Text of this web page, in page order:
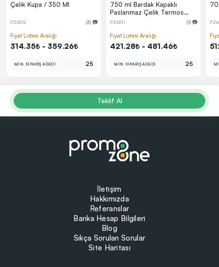
Çelik Kupa / 350 Ml
PZ6512 (3) 📷
Fiyat Listesi Aralığı
314.35₺ - 359.26₺
MİN. SİPARİŞ ADEDİ 25
750 ml Bardak Kapaklı
Paslanmaz Çelik Termos
(Deri Taşıma Çantalı)
PZ6511 (1) 📷
Fiyat Listesi Aralığı
421.28₺ - 481.46₺
MİN. SİPARİŞ ADEDİ 25
Teklif Al
İletişim
Hakkımızda
Referanslar
Banka Hesap Bilgileri
Blog
Sıkça Sorulan Sorular
Site Haritası